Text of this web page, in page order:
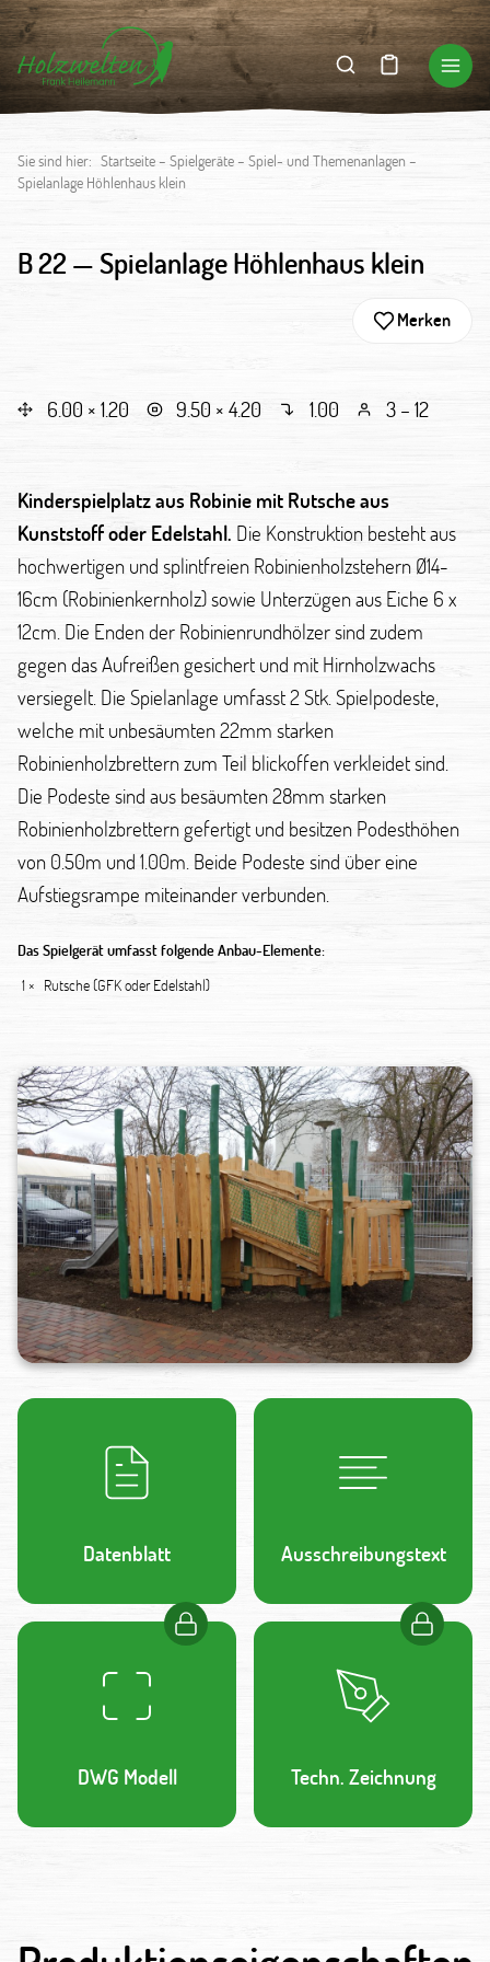
Sie sind hier: Startseite– Spielgeräte– Spiel- und Themenanlagen –
Spielanlage Höhlenhaus klein
B 22 —Spielanlage Höhlenhaus klein
Merken
6.00 × 1.20 9.50 × 4.20 1.00 3 – 12
Kinderspielplatz aus Robinie mit Rutsche aus
Kunststoff oder Edelstahl. Die Konstruktion besteht aus
hochwertigen und splintfreien Robinienholzstehern Ø14-
16cm (Robinienkernholz) sowie Unterzügen aus Eiche 6 x
12cm. Die Enden der Robinienrundhölzer sind zudem
gegen das Aufreißen gesichert und mit Hirnholzwachs
versiegelt. Die Spielanlage umfasst 2 Stk. Spielpodeste,
welche mit unbesäumten 22mm starken
Robinienholzbrettern zum Teil blickoffen verkleidet sind.
Die Podeste sind aus besäumten 28mm starken
Robinienholzbrettern gefertigt und besitzen Podesthöhen
von 0.50m und 1.00m. Beide Podeste sind über eine
Aufstiegsrampe miteinander verbunden.
Das Spielgerät umfasst folgende Anbau-Elemente:
1 × Rutsche (GFK oder Edelstahl)
Datenblatt Ausschreibungstext
DWG Modell Techn. Zeichnung